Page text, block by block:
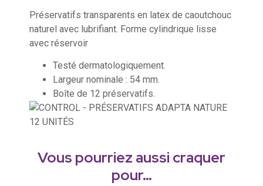
Préservatifs transparents en latex de caoutchouc
naturel avec lubrifiant. Forme cylindrique lisse
avec réservoir
Testé dermatologiquement.
Largeur nominale : 54 mm.
Boîte de 12 préservatifs.
Vous pourriez aussi craquer
pour…